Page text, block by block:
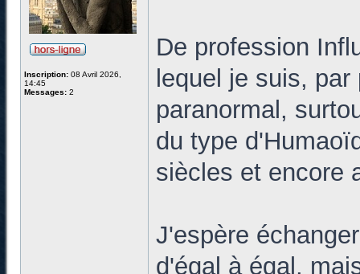
Inscription: 08 Avril 2026,
14:45
Messages: 2
De profession
lequel je suis,
paranormal,
du type
siècles et encore
J'espère
d'égal à égal,